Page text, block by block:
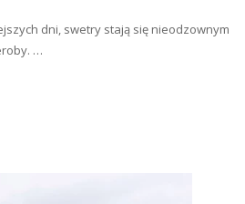
dni, swetry stają się nieodzownym
…